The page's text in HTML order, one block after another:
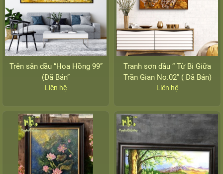
Trên sân dầu “Hoa Hồng 99”
(Đã Bán”
Liên hệ
Tranh sơn dầu “ Từ Bi Giữa
Trần Gian No.02” ( Đã Bán)
Liên hệ